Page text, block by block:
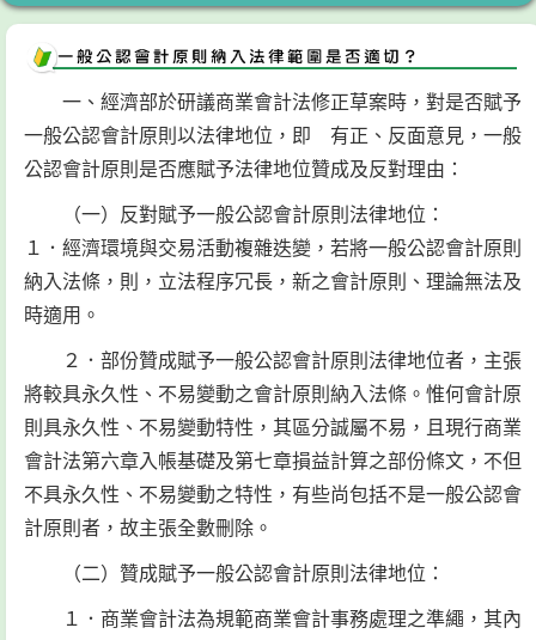
一、經濟部於研議商業會計法修正草案時，對是否賦予
一般公認會計原則以法律地位，即 有正、反面意見，一般
公認會計原則是否應賦予法律地位贊成及反對理由：
（一）反對賦予一般公認會計原則法律地位：
１．經濟環境與交易活動複雜迭變，若將一般公認會計原則
納入法條，則，立法程序冗長，新之會計原則、理論無法及
時適用。
２．部份贊成賦予一般公認會計原則法律地位者，主張
將較具永久性、不易變動之會計原則納入法條。惟何會計原
則具永久性、不易變動特性，其區分誠屬不易，且現行商業
會計法第六章入帳基礎及第七章損益計算之部份條文，不但
不具永久性、不易變動之特性，有些尚包括不是一般公認會
計原則者，故主張全數刪除。
（二）贊成賦予一般公認會計原則法律地位：
１．商業會計法為規範商業會計事務處理之準繩，其內